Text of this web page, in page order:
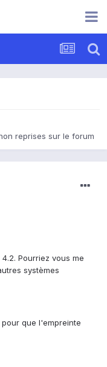
reprises sur le forum
Pourriez vous me
systèmes
que l'empreinte